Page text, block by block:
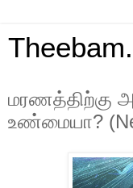
மரணத்திற்கு
உண்மையா?